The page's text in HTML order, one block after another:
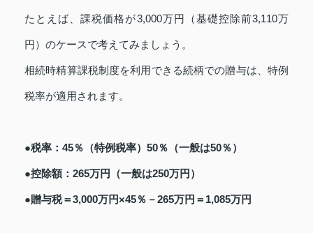
たとえば、課税価格が3,000万円（基礎控除前3,110万
円）のケースで考えてみましょう。
相続時精算課税制度を利用できる続柄での贈与は、特例
税率が適用されます。
●税率：45％（特例税率）50％（一般は50％）
●控除額：265万円（一般は250万円）
●贈与税＝3,000万円×45％－265万円＝1,085万円